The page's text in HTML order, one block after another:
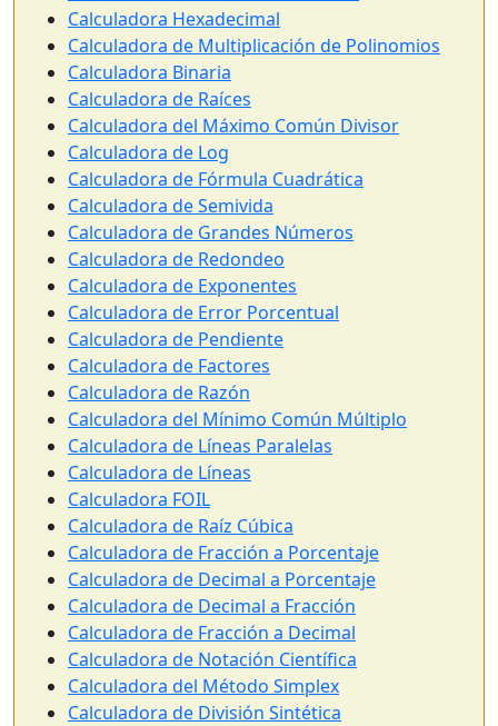
Calculadora Hexadecimal
Calculadora de Multiplicación de Polinomios
Calculadora Binaria
Calculadora de Raíces
Calculadora del Máximo Común Divisor
Calculadora de Log
Calculadora de Fórmula Cuadrática
Calculadora de Semivida
Calculadora de Grandes Números
Calculadora de Redondeo
Calculadora de Exponentes
Calculadora de Error Porcentual
Calculadora de Pendiente
Calculadora de Factores
Calculadora de Razón
Calculadora del Mínimo Común Múltiplo
Calculadora de Líneas Paralelas
Calculadora de Líneas
Calculadora FOIL
Calculadora de Raíz Cúbica
Calculadora de Fracción a Porcentaje
Calculadora de Decimal a Porcentaje
Calculadora de Decimal a Fracción
Calculadora de Fracción a Decimal
Calculadora de Notación Científica
Calculadora del Método Simplex
Calculadora de División Sintética